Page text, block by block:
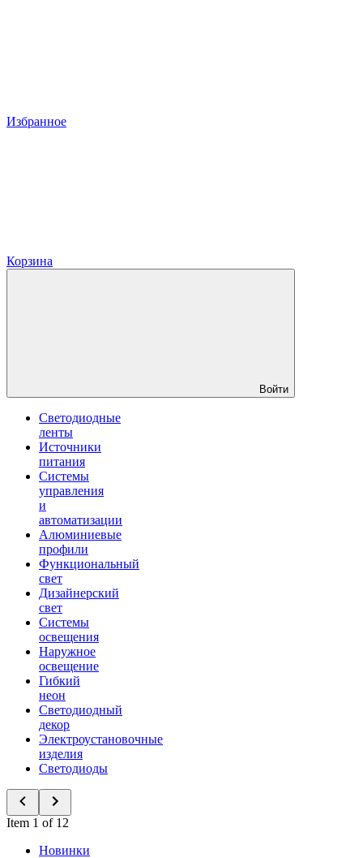
Избранное
Корзина
Войти
Светодиодные
ленты
Источники
питания
Системы
управления
и
автоматизации
Алюминиевые
профили
Функциональный
свет
Дизайнерский
свет
Системы
освещения
Наружное
освещение
Гибкий
неон
Светодиодный
декор
Электроустановочные
изделия
Светодиоды
Item 1 of 12
Новинки